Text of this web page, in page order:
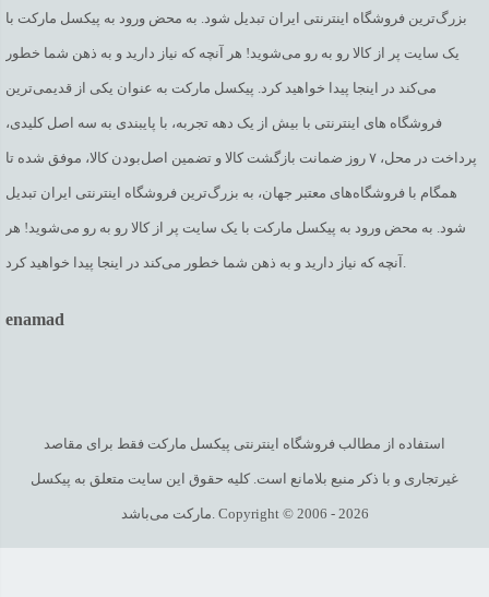
بزرگ‌ترین فروشگاه اینترنتی ایران تبدیل شود. به محض ورود به پیکسل مارکت با
یک سایت پر از کالا رو به رو می‌شوید! هر آنچه که نیاز دارید و به ذهن شما خطور
می‌کند در اینجا پیدا خواهید کرد. پیکسل مارکت به عنوان یکی از قدیمی‌ترین
فروشگاه های اینترنتی با بیش از یک دهه تجربه، با پایبندی به سه اصل کلیدی،
پرداخت در محل، ۷ روز ضمانت بازگشت کالا و تضمین اصل‌بودن کالا، موفق شده تا
همگام با فروشگاه‌های معتبر جهان، به بزرگ‌ترین فروشگاه اینترنتی ایران تبدیل
شود. به محض ورود به پیکسل مارکت با یک سایت پر از کالا رو به رو می‌شوید! هر
enamad
استفاده از مطالب فروشگاه اینترنتی پیکسل مارکت فقط برای مقاصد
غیرتجاری و با ذکر منبع بلامانع است. کلیه حقوق این سایت متعلق به پیکسل
مارکت می‌باشد. Copyright © 2006 - 2026